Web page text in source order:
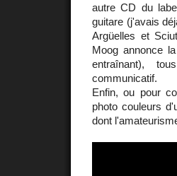
autre CD du
guitare (j'avais
Argüelles et
Moog annonce
entraînant),
communicatif.
Enfin, ou pour
photo couleurs
dont